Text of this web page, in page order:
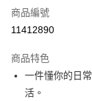
【大哥付你分期使用
1.本服務由台灣大哥
流程，驗證手機門
成交易。
3.實際核准額度、
4.訂單成立30分鐘
AFTEE先享後付
【關於「AFTEE先享
AFTEE先享後付是
便利好安心！
１．簡單：不需註
ATM付款
商品編號
11412890
商品特色
一件懂你的日
活。